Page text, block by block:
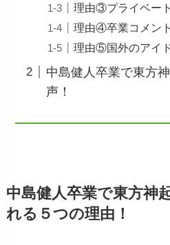
理由③プライベー
理由④卒業コメント
理由⑤国外のアイ
中島健人卒業で東方
声！
中島健人卒業で東方神
れる５つの理由！